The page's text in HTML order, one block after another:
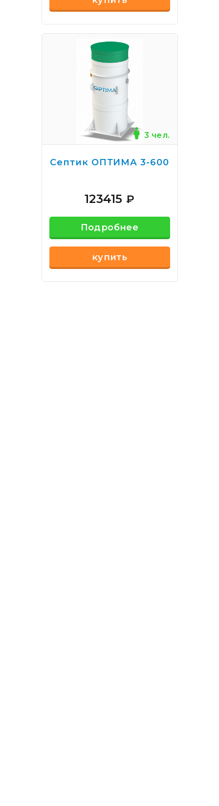
3 чел.
Септик ОПТИМА 3-600
123415 ₽
Подробнее
купить